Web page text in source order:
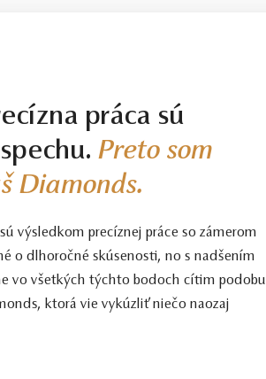
práca sú
Preto som
Diamonds.
výsledkom precíznej práce so zámerom
o dlhoročné skúsenosti, no s nadšením
vo všetkých týchto bodoch cítim podobu
ktorá vie vykúzliť niečo naozaj